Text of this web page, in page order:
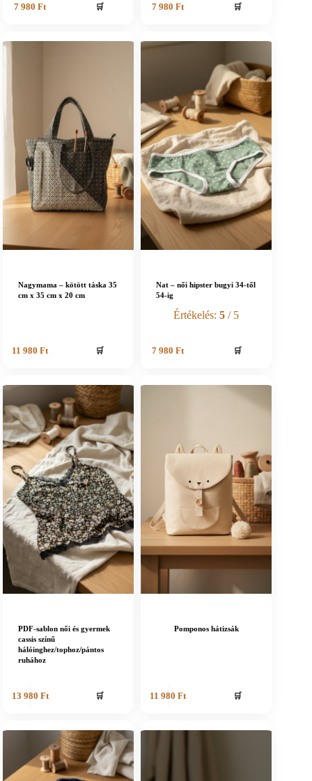
7 980Ft 🛒 7 980Ft 🛒
Nagymama – kötött táska 35
cm x 35 cm x 20 cm
11 980Ft 🛒
Nat – női hipster bugyi 34-től
54-ig
Értékelés:5 / 5
7 980Ft 🛒
PDF-sablon női és gyermek
cassis színű
hálóinghez/tophoz/pántos
ruhához
13 980 Ft 🛒
Pomponos hátizsák
11 980Ft 🛒